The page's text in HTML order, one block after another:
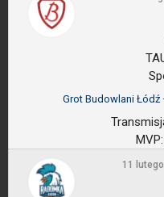
Grot Budowlani Łódź
MVP:
11